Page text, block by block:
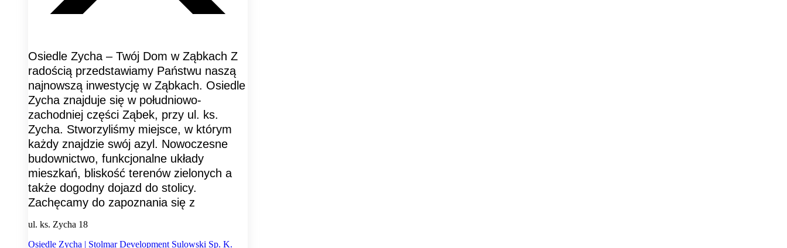
Osiedle Zycha – Twój Dom w Ząbkach Z
radością przedstawiamy Państwu naszą
najnowszą inwestycję w Ząbkach. Osiedle
Zycha znajduje się w południowo-
zachodniej części Ząbek, przy ul. ks.
Zycha. Stworzyliśmy miejsce, w którym
każdy znajdzie swój azyl. Nowoczesne
budownictwo, funkcjonalne układy
mieszkań, bliskość terenów zielonych a
także dogodny dojazd do stolicy.
Zachęcamy do zapoznania się z
ul. ks. Zycha 18
Osiedle Zycha | Stolmar Development Sulowski Sp. K.